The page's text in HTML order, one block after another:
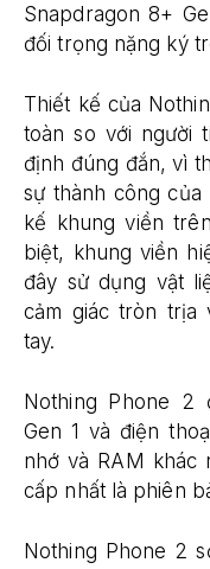
Snapdragon 8+
đối trọng nặng ký
Thiết kế của
toàn so với người
định đúng đắn, vì
sự thành công
kế khung viền
biệt, khung viền
đây sử dụng vật
cảm giác tròn trịa
tay.
Nothing Phone 2
Gen 1 và điện
nhớ và RAM khác
cấp nhất là phiên
Nothing Phone 2